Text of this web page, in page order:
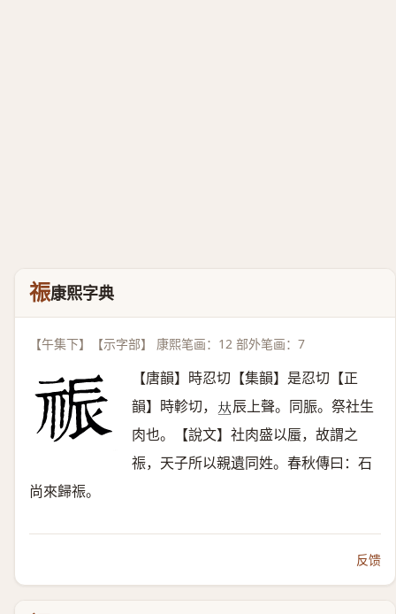
祳康熙字典
【午集下】【示字部】 康熙笔画：12 部外笔画：7
【唐韻】時忍切【集韻】是忍切【正
韻】時軫切， 𠀤辰上聲。同脤。祭社生
肉也。【說文】社肉盛以蜃，故謂之
祳，天子所以親遺同姓。春秋傳曰：石
尚來歸祳。
反馈